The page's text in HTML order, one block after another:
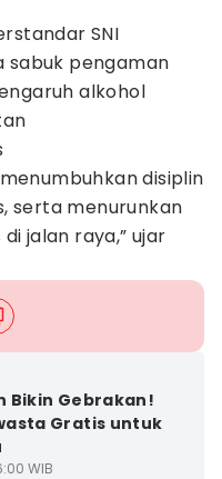
SNI
sabuk pengaman
alkohol
disiplin
serta menurunkan
jalan raya,” ujar
Bikin Gebrakan!
Gratis untuk
WIB